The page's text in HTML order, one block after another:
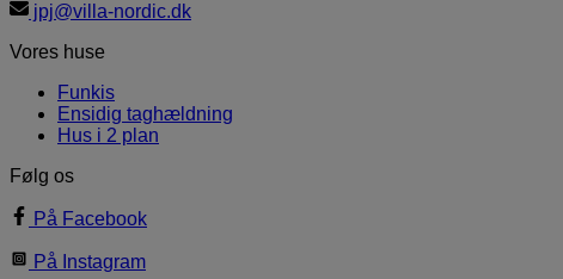
jpj@villa-nordic.dk
Vores huse
Funkis
Ensidig taghældning
Hus i 2 plan
Følg os
På Facebook
På Instagram